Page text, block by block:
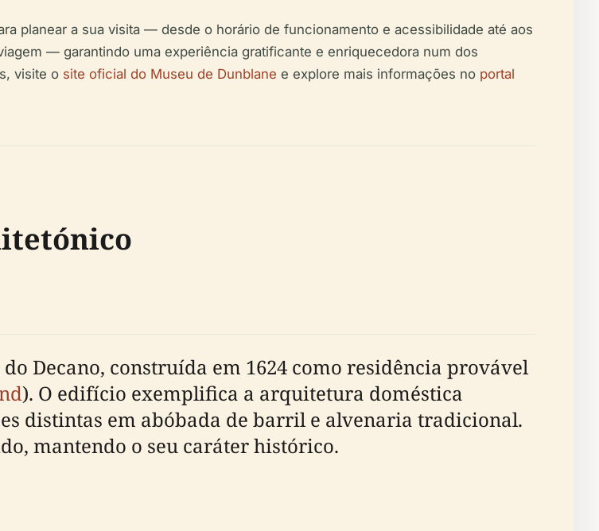
planear a sua visita — desde o horário de funcionamento e acessibilidade até aos
— garantindo uma experiência gratificante e enriquecedora num dos
visite o site oficial do Museu de Dunblane e explore mais informações no portal
Decano, construída em 1624 como residência provável
). O edifício exemplifica a arquitetura doméstica
distintas em abóbada de barril e alvenaria tradicional.
mantendo o seu caráter histórico.